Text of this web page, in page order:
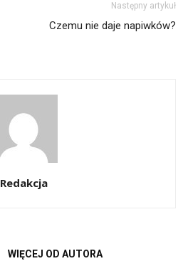
Następny artykuł
Czemu nie daje napiwków?
Redakcja
WIĘCEJ OD AUTORA